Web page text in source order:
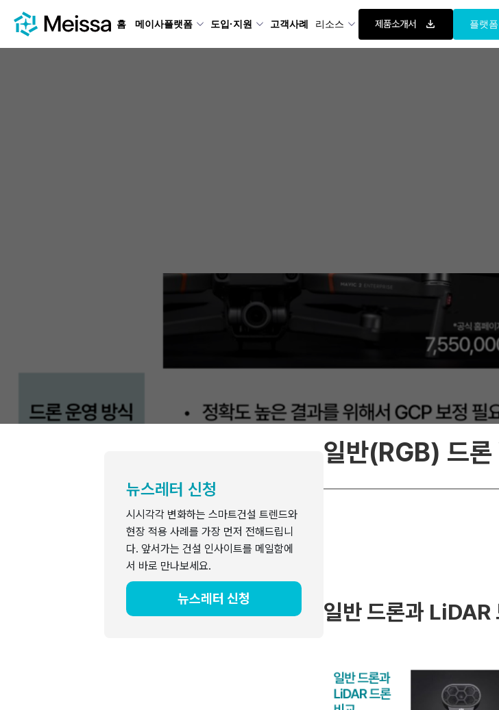
홈 메이사플랫폼 도입·지원 고객사례 리소스 제품소개서 플랫
뉴스레터 신청
시시각각 변화하는 스마트건설 트렌드와
현장 적용 사례를 가장 먼저 전해드립니
다. 앞서가는 건설 인사이트를 메일함에
서 바로 만나보세요.
뉴스레터 신청
일반(RGB) 드
일반 드론과 LiDAR